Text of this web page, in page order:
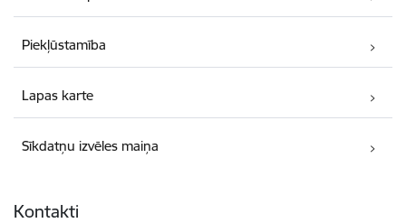
Piekļūstamība
Lapas karte
Sīkdatņu izvēles maiņa
Kontakti